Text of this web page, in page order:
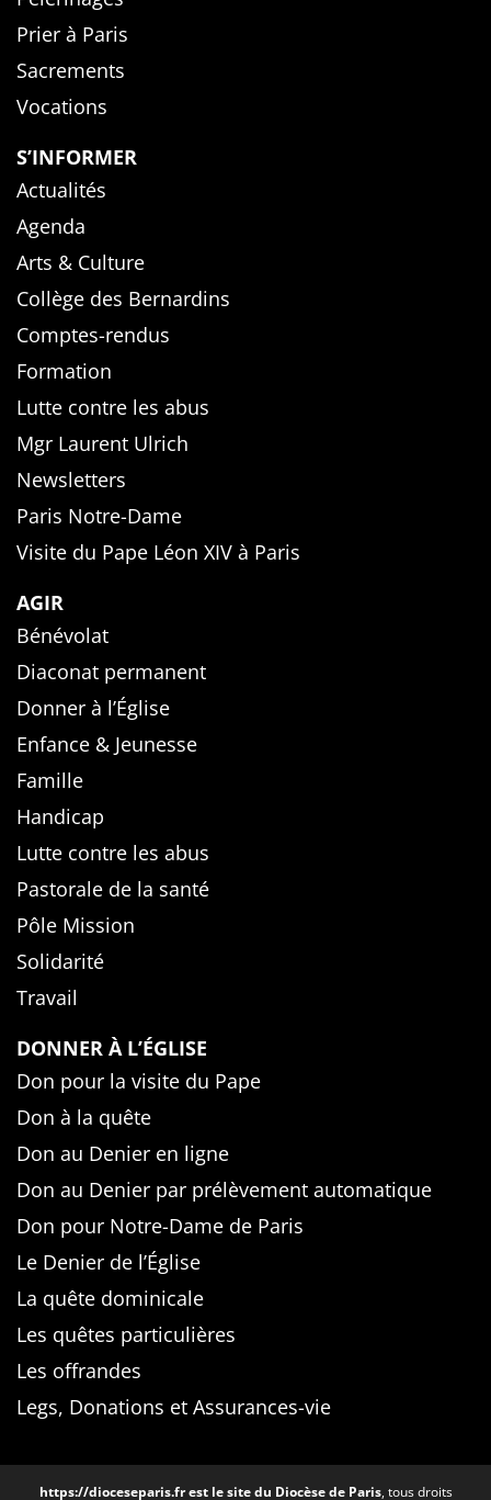
Prier à Paris
Sacrements
Vocations
S’INFORMER
Actualités
Agenda
Arts & Culture
Collège des Bernardins
Comptes-rendus
Formation
Lutte contre les abus
Mgr Laurent Ulrich
Newsletters
Paris Notre-Dame
Visite du Pape Léon XIV à Paris
AGIR
Bénévolat
Diaconat permanent
Donner à l’Église
Enfance & Jeunesse
Famille
Handicap
Lutte contre les abus
Pastorale de la santé
Pôle Mission
Solidarité
Travail
DONNER À L’ÉGLISE
Don pour la visite du Pape
Don à la quête
Don au Denier en ligne
Don au Denier par prélèvement automatique
Don pour Notre-Dame de Paris
Le Denier de l’Église
La quête dominicale
Les quêtes particulières
Les offrandes
Legs, Donations et Assurances-vie
https://dioceseparis.frest le site du Diocèse de Paris, tous droits